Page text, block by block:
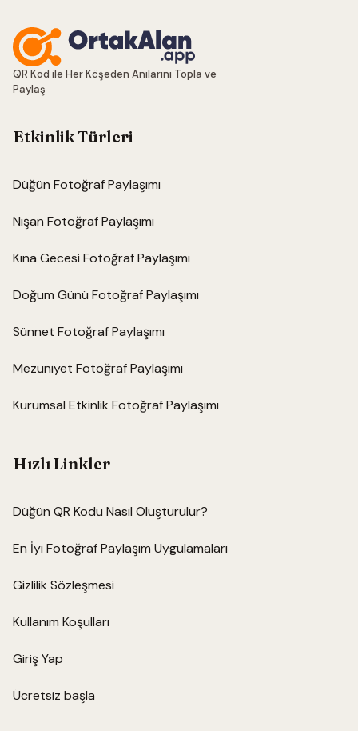
QR Kod ile Her Köşeden Anılarını Topla ve
Paylaş
Etkinlik Türleri
Düğün Fotoğraf Paylaşımı
Nişan Fotoğraf Paylaşımı
Kına Gecesi Fotoğraf Paylaşımı
Doğum Günü Fotoğraf Paylaşımı
Sünnet Fotoğraf Paylaşımı
Mezuniyet Fotoğraf Paylaşımı
Kurumsal Etkinlik Fotoğraf Paylaşımı
Hızlı Linkler
Düğün QR Kodu Nasıl Oluşturulur?
En İyi Fotoğraf Paylaşım Uygulamaları
Gizlilik Sözleşmesi
Kullanım Koşulları
Giriş Yap
Ücretsiz başla